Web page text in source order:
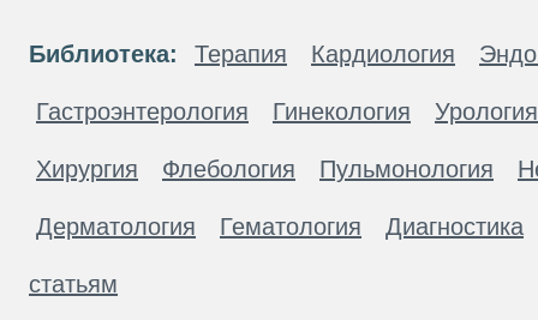
Библиотека: Терапия Кардиология
Гастроэнтерология Гинекология Урология
Хирургия Флебология Пульмонология
Дерматология Гематология Диагностика
статьям